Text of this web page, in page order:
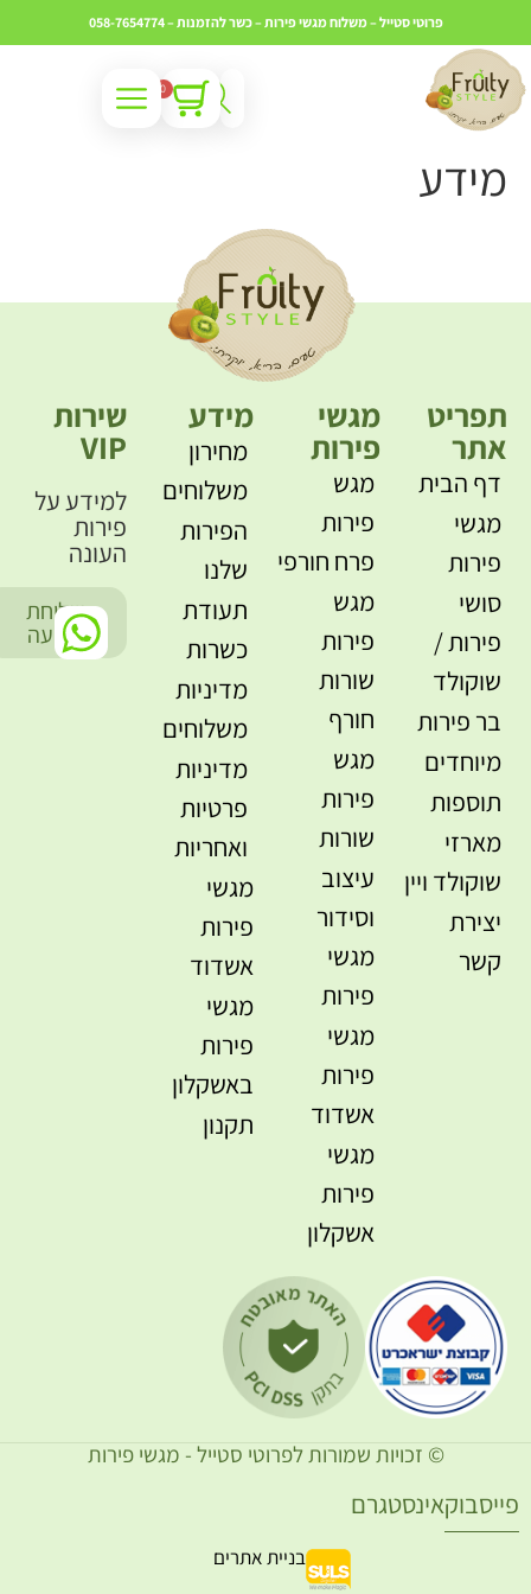
פרוטי סטייל – משלוח מגשי פירות – כשרלהזמנות – 058-7654774
0
מידע
תפריט
אתר
דף הבית
מגשי
פירות
סושי
פירות /
שוקולד
בר פירות
מיוחדים
תוספות
מארזי
שוקולד ויין
יצירת
קשר
מגשי
פירות
מגש
פירות
פרח חורפי
מגש
פירות
שורות
חורף
מגש
פירות
שורות
עיצוב
וסידור
מגשי
פירות
מגשי
פירות
אשדוד
מגשי
פירות
אשקלון
מידע
מחירון
משלוחים
הפירות
שלנו
תעודת
כשרות
מדיניות
משלוחים
מדיניות
פרטיות
ואחריות
מגשי
פירות
אשדוד
מגשי
פירות
באשקלון
תקנון
שירות
VIP
למידע על
פירות
העונה
שליחת
הודעה
© זכויות שמורות לפרוטי סטייל - מגשי פירות
בניית אתרים
אינסטגרם